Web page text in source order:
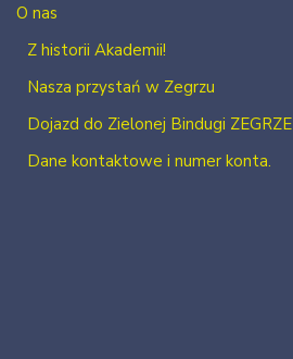
O nas
Z historii Akademii!
Nasza przystań w Zegrzu
Dojazd do Zielonej Bindugi ZEGRZE
Dane kontaktowe i numer konta.